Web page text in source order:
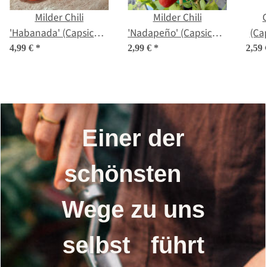
Milder Chili
'Habanada' (Capsicum
chinense) Samen
4,99 € *
Milder Chili
'Nadapeño' (Capsicum
annuum) Bio Saatgut
2,99 € * 2,59
Einer der
schönsten
Wege zu uns
selbst führt